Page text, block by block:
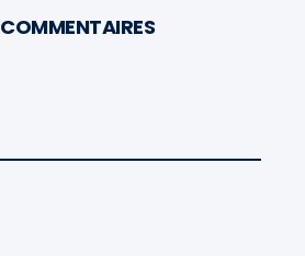
COMMENTAIRES